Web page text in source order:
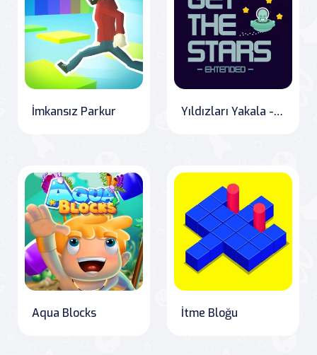
İmkansız Parkur Yıldızları Yakala - Uzatılmış
Aqua Blocks İtme Bloğu